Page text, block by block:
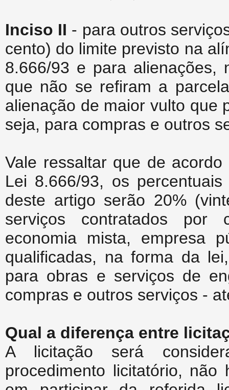
Inciso II - para outros
cento) do limite previsto na
8.666/93 e para alienações,
que não se refiram a
alienação de maior vulto que
seja, para compras e outros
Vale ressaltar que de
Lei 8.666/93, os
deste artigo serão 20%
serviços contratados por
economia mista, empresa
qualificadas, na forma da
para obras e serviços de
compras e outros serviços -
Qual a diferença entre
A licitação será
procedimento licitatório, não